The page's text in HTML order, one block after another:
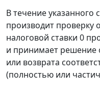
В течение указанного
производит проверку
налоговой ставки 0
и принимает решение
или возврата
(полностью или